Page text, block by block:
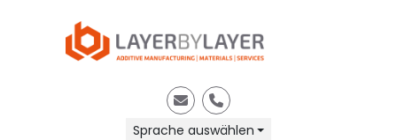
E-MailTelefon
Sprache auswählen